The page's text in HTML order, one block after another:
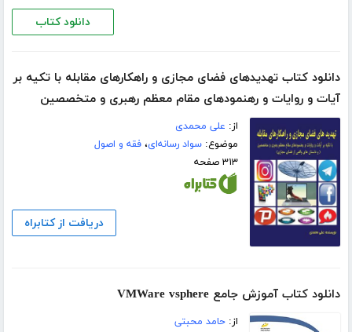
دانلود کتاب
دانلود کتاب تهدیدهای فضای مجازی و راهکارهای مقابله با تکیه بر
آیات و روایات و رهنمودهای مقام معظم رهبری و متخصصین
از: علی محمدی
موضوع:سواد رسانه‌ای،فقه و اصول
۳۱۳ صفحه
دریافت از کتابراه
دانلود کتاب آموزش جامع VMWare vsphere
از:حامد محبتی